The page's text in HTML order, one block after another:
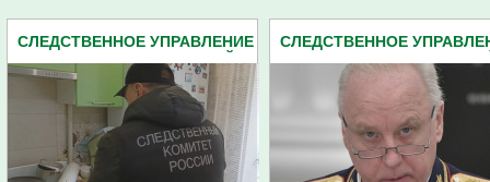
СЛЕДСТВЕННОЕ УПРАВЛЕНИЕ
ОБЛАСТИ (2162)
СЛЕДСТВЕННОЕ
ОБЛАСТИ (2162)